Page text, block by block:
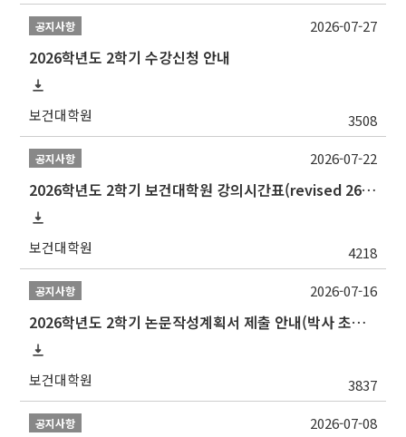
공지사항
2026학년도 2학기 수강신청 안내
보건대학원 3508
2026-07-27
공지사항
2026학년도 2학기 보건대학원 강의시간표(revised 260803)(2026 2nd SEMESTER SNU GSPH TIMETABLE)
보건대학원 4218
2026-07-22
공지사항
2026학년도 2학기 논문작성계획서 제출 안내(박사 초심 일정 포함)_Thesis Proposal
보건대학원 3837
2026-07-16
공지사항 2026-07-08